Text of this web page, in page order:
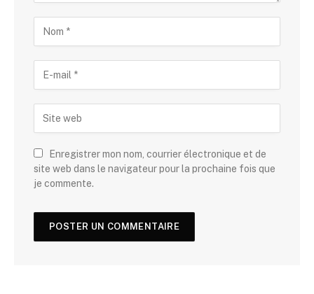
Enregistrer mon nom, courrier électronique et de
site web dans le navigateur pour la prochaine fois que
je commente.